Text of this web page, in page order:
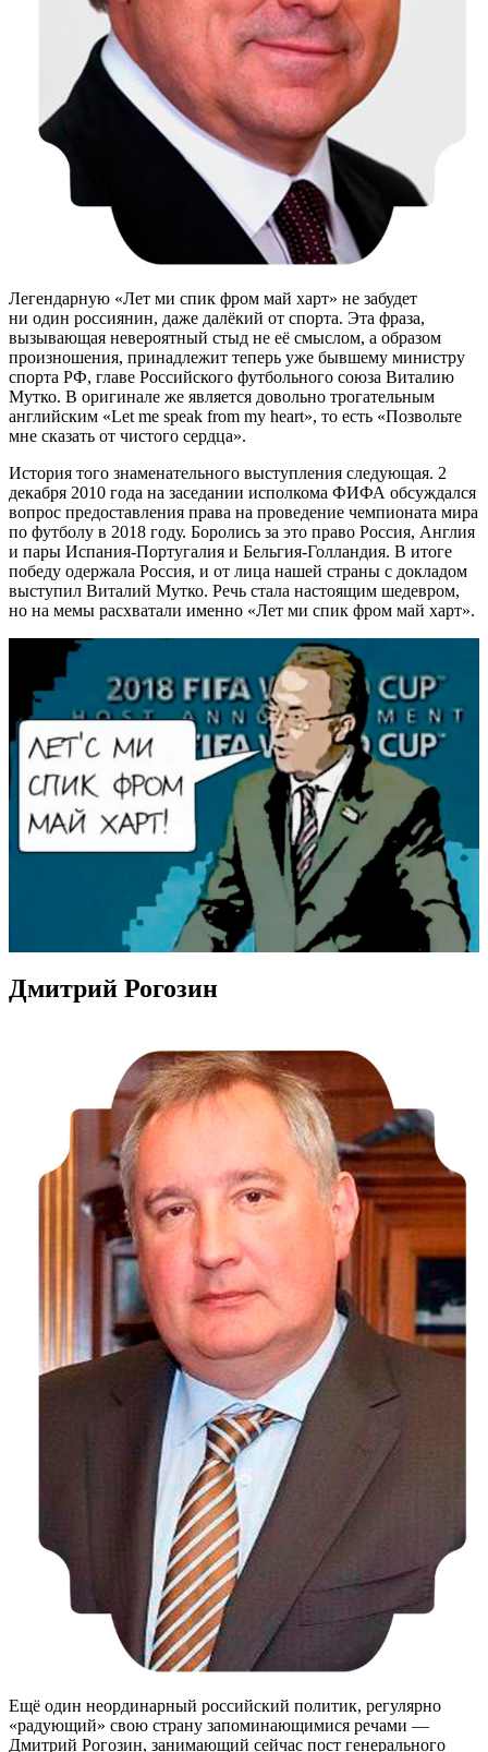
Легендарную «Лет ми спик фром май харт» не забудет
ни один россиянин, даже далёкий от спорта. Эта фраза,
вызывающая невероятный стыд не её смыслом, а образом
произношения, принадлежит теперь уже бывшему министру
спорта РФ, главе Российского футбольного союза Виталию
Мутко. В оригинале же является довольно трогательным
английским «Let me speak from my heart», то есть «Позвольте
мне сказать от чистого сердца».
История того знаменательного выступления следующая. 2
декабря 2010 года на заседании исполкома ФИФА обсуждался
вопрос предоставления права на проведение чемпионата мира
по футболу в 2018 году. Боролись за это право Россия, Англия
и пары Испания-Португалия и Бельгия-Голландия. В итоге
победу одержала Россия, и от лица нашей страны с докладом
выступил Виталий Мутко. Речь стала настоящим шедевром,
но на мемы расхватали именно «Лет ми спик фром май харт».
Дмитрий Рогозин
Ещё один неординарный российский политик, регулярно
«радующий» свою страну запоминающимися речами —
Дмитрий Рогозин, занимающий сейчас пост генерального